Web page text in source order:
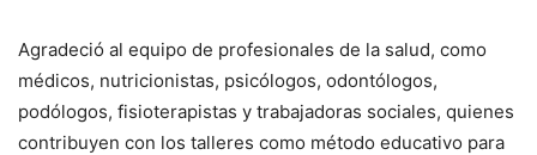
Agradeció al equipo de profesionales de la salud, como
médicos, nutricionistas, psicólogos, odontólogos,
podólogos, fisioterapistas y trabajadoras sociales, quienes
contribuyen con los talleres como método educativo para